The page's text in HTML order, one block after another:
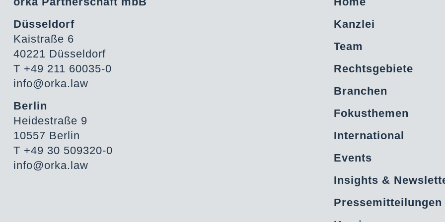
Düsseldorf
Kaistraße 6
40221 Düsseldorf
T +49 211 60035-0
info@orka.law
Berlin
Heidestraße 9
10557 Berlin
T +49 30 509320-0
info@orka.law
Kanzlei
Team
Rechtsgebiete
Branchen
Fokusthemen
International
Events
Insights &
Pressemitteilungen